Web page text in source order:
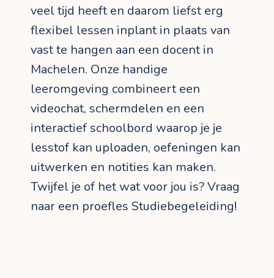
veel tijd heeft en daarom liefst erg
flexibel lessen inplant in plaats van
vast te hangen aan een docent in
Machelen. Onze handige
leeromgeving combineert een
videochat, schermdelen en een
interactief schoolbord waarop je je
lesstof kan uploaden, oefeningen kan
uitwerken en notities kan maken.
Twijfel je of het wat voor jou is? Vraag
naar een proefles Studiebegeleiding!